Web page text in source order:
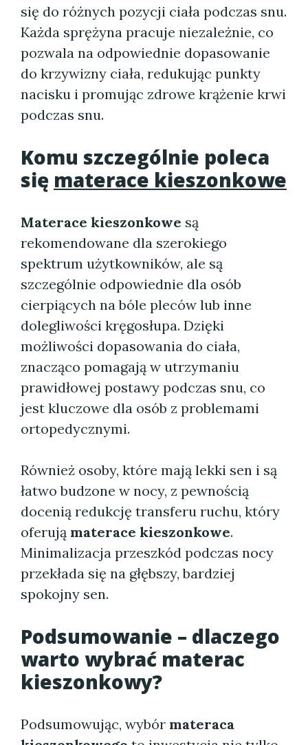
się do różnych pozycji ciała podczas snu.
Każda sprężyna pracuje niezależnie, co
pozwala na odpowiednie dopasowanie
do krzywizny ciała, redukując punkty
nacisku i promując zdrowe krążenie krwi
podczas snu.
Komu szczególnie poleca
się materace kieszonkowe
Materace kieszonkowe są
rekomendowane dla szerokiego
spektrum użytkowników, ale są
szczególnie odpowiednie dla osób
cierpiących na bóle pleców lub inne
dolegliwości kręgosłupa. Dzięki
możliwości dopasowania do ciała,
znacząco pomagają w utrzymaniu
prawidłowej postawy podczas snu, co
jest kluczowe dla osób z problemami
ortopedycznymi.
Również osoby, które mają lekki sen i są
łatwo budzone w nocy, z pewnością
docenią redukcję transferu ruchu, który
oferują materace kieszonkowe.
Minimalizacja przeszkód podczas nocy
przekłada się na głębszy, bardziej
spokojny sen.
Podsumowanie – dlaczego
warto wybrać materac
kieszonkowy?
Podsumowując, wybór materaca